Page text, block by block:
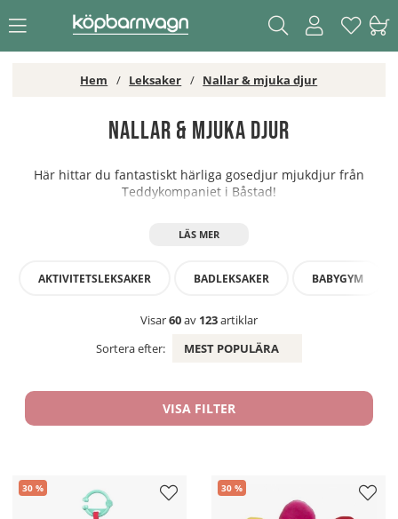
Hem Leksaker Nallar & mjuka djur
Nallar & mjuka djur
Här hittar du fantastiskt härliga gosedjur mjukdjur från
Teddykompaniet i Båstad!
AKTIVITETSLEKSAKER BADLEKSAKER BABYGYM
Visar60av 123artiklar
Sortera efter:
MEST POPULÄRA
VISA FILTER
30 30